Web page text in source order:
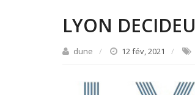
LYON
dune 12 fév, 2021